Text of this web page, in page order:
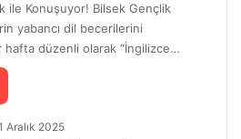
ile Konuşuyor! Bilsek Gençlik
yabancı dil becerilerini
hafta düzenli olarak “İngilizce…
Aralık 2025